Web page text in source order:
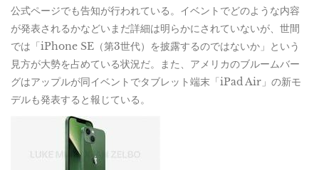
公式ページでも告知が行われている。イベントでどのような内容
が発表されるかなどいまだ詳細は明らかにされていないが、世間
では「iPhone SE（第3世代）を披露するのではないか」という
見方が大勢を占めている状況だ。また、アメリカのブルームバー
グはアップルが同イベントでタブレット端末「iPad Air」の新モ
デルも発表すると報じている。